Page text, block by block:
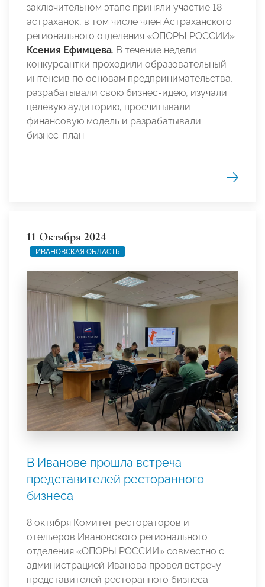
заключительном этапе приняли участие 18
астраханок, в том числе член Астраханского
регионального отделения «ОПОРЫ РОССИИ»
Ксения Ефимцева. В течение недели
конкурсантки проходили образовательный
интенсив по основам предпринимательства,
разрабатывали свою бизнес-идею, изучали
целевую аудиторию, просчитывали
финансовую модель и разрабатывали
бизнес-план.
11 Октября 2024
ИВАНОВСКАЯ ОБЛАСТЬ
В Иванове прошла встреча
представителей ресторанного
бизнеса
8 октября Комитет рестораторов и
отельеров Ивановского регионального
отделения «ОПОРЫ РОССИИ» совместно с
администрацией Иванова провел встречу
представителей ресторанного бизнеса.